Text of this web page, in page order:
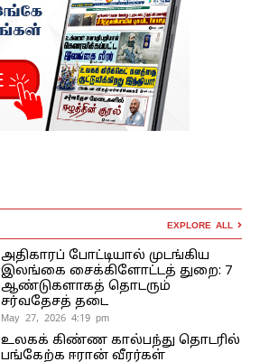
EXPLORE ALL
அதிகாரப் போட்டியால் முடங்கிய
இலங்கை சைக்கிளோட்டத் துறை: 7
ஆண்டுகளாகத் தொடரும்
சர்வதேசத் தடை
May 27, 2026 4:19 pm
உலகக் கிண்ண கால்பந்து தொடரில்
பங்கேற்க ஈரான் வீரர்கள்